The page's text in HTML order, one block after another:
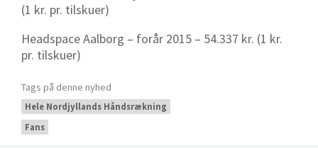
(1 kr. pr. tilskuer)
Headspace Aalborg – forår 2015 – 54.337 kr. (1 kr.
pr. tilskuer)
Tags på denne nyhed
Hele Nordjyllands Håndsrækning
Fans